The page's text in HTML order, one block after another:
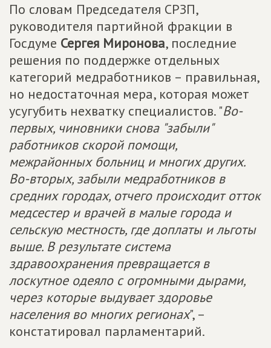
По словам Председателя СРЗП,
руководителя партийной фракции в
Госдуме Сергея Миронова, последние
решения по поддержке отдельных
категорий медработников – правильная,
но недостаточная мера, которая может
усугубить нехватку специалистов. "Во-
первых, чиновники снова "забыли"
работников скорой помощи,
межрайонных больниц и многих других.
Во-вторых, забыли медработников в
средних городах, отчего происходит отток
медсестер и врачей в малые города и
сельскую местность, где доплаты и льготы
выше. В результате система
здравоохранения превращается в
лоскутное одеяло с огромными дырами,
через которые выдувает здоровье
населения во многих регионах", –
констатировал парламентарий.